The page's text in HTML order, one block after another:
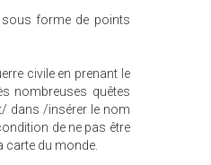
forme de points
civile en prenant le
nombreuses quêtes
dans /insérer le nom
de ne pas être
du monde.